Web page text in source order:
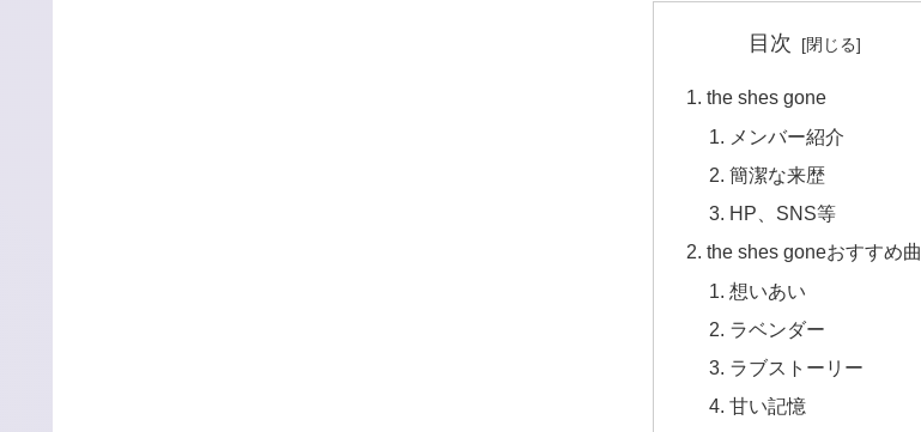
目次
the shes gone
メンバー紹介
簡潔な来歴
HP、SNS等
the shes goneおすすめ曲
想いあい
ラベンダー
ラブストーリー
甘い記憶